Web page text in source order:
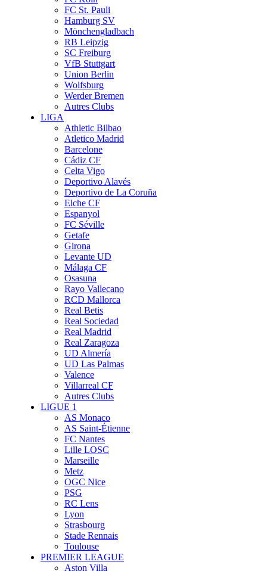
FC St. Pauli
Hamburg SV
Mönchengladbach
RB Leipzig
SC Freiburg
VfB Stuttgart
Union Berlin
Wolfsburg
Werder Bremen
Autres Clubs
LIGA
Athletic Bilbao
Atletico Madrid
Barcelone
Cádiz CF
Celta Vigo
Deportivo Alavés
Deportivo de La Coruña
Elche CF
Espanyol
FC Séville
Getafe
Girona
Levante UD
Málaga CF
Osasuna
Rayo Vallecano
RCD Mallorca
Real Betis
Real Sociedad
Real Madrid
Real Zaragoza
UD Almería
UD Las Palmas
Valence
Villarreal CF
Autres Clubs
LIGUE 1
AS Monaco
AS Saint-Étienne
FC Nantes
Lille LOSC
Marseille
Metz
OGC Nice
PSG
RC Lens
Lyon
Strasbourg
Stade Rennais
Toulouse
PREMIER LEAGUE
Aston Villa